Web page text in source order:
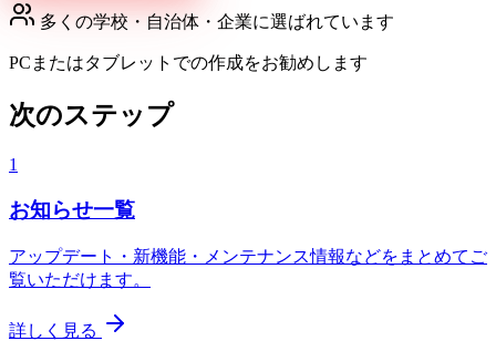
多くの学校・自治体・企業に選ばれています
PCまたはタブレットでの作成をお勧めします
次のステップ
1
お知らせ一覧
アップデート・新機能・メンテナンス情報などをまとめてご
覧いただけます。
詳しく見る